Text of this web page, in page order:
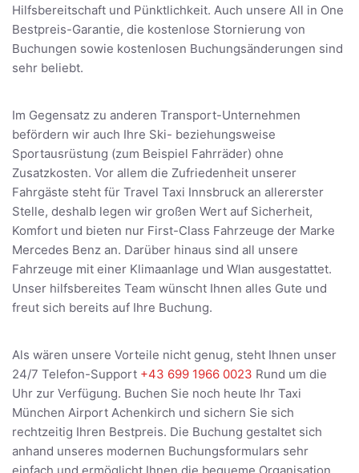
Hilfsbereitschaft und Pünktlichkeit. Auch unsere All in One
Bestpreis-Garantie, die kostenlose Stornierung von
Buchungen sowie kostenlosen Buchungsänderungen sind
sehr beliebt.
Im Gegensatz zu anderen Transport-Unternehmen
befördern wir auch Ihre Ski- beziehungsweise
Sportausrüstung (zum Beispiel Fahrräder) ohne
Zusatzkosten. Vor allem die Zufriedenheit unserer
Fahrgäste steht für Travel Taxi Innsbruck an allererster
Stelle, deshalb legen wir großen Wert auf Sicherheit,
Komfort und bieten nur First-Class Fahrzeuge der Marke
Mercedes Benz an. Darüber hinaus sind all unsere
Fahrzeuge mit einer Klimaanlage und Wlan ausgestattet.
Unser hilfsbereites Team wünscht Ihnen alles Gute und
freut sich bereits auf Ihre Buchung.
Als wären unsere Vorteile nicht genug, steht Ihnen unser
24/7 Telefon-Support +43 699 1966 0023 Rund um die
Uhr zur Verfügung. Buchen Sie noch heute Ihr Taxi
München Airport Achenkirch und sichern Sie sich
rechtzeitig Ihren Bestpreis. Die Buchung gestaltet sich
anhand unseres modernen Buchungsformulars sehr